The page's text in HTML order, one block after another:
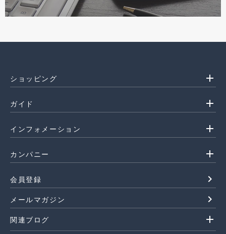
ショッピング add
ガイド add
インフォメーション add
カンパニー add
会員登録 navigate_next
メールマガジン navigate_next
関連ブログ add